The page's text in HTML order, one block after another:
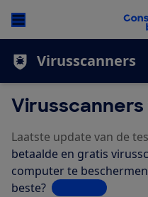
Virusscanners
Laatste update van de
betaalde en gratis
computer te
beste? Lees meer